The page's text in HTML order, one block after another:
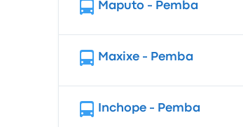
Maputo - Pemba
Maxixe - Pemba
Inchope - Pemba